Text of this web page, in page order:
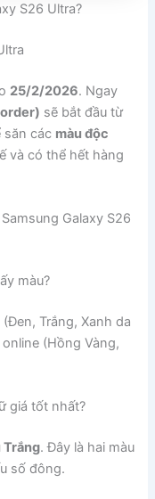
S26 Ultra?
25/2/2026. Ngay
sẽ bắt đầu từ
săn các màu độc
và có thể hết hàng
Galaxy S26
màu?
Trắng, Xanh da
(Hồng Vàng,
giá tốt nhất?
Trắng. Đây là hai màu
số đông.